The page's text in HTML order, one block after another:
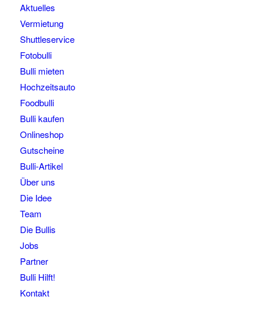
Aktuelles
Vermietung
Shuttleservice
Fotobulli
Bulli mieten
Hochzeitsauto
Foodbulli
Bulli kaufen
Onlineshop
Gutscheine
Bulli-Artikel
Über uns
Die Idee
Team
Die Bullis
Jobs
Partner
Bulli Hilft!
Kontakt